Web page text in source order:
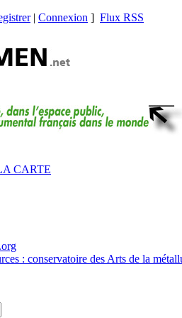
| Connexion ] Flux RSS
CARTE
: conservatoire des Arts de la